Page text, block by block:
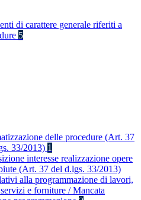
di carattere generale riferiti a
5
delle procedure (Art. 37
33/2013) 1
interesse realizzazione opere
(Art. 37 del d.lgs. 33/2013)
alla programmazione di lavori,
e forniture / Mancata